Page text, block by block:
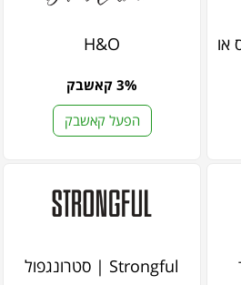
H&O
3% קאשבק
הפעל קאשבק
Strongful | סטרונגפול